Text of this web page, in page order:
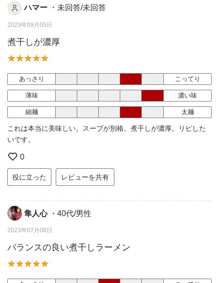
ハマー ・未回答/未回答
2023年09月05日
煮干しが濃厚
あっさり こってり
薄味 濃い味
細麺 太麺
これは本当に美味しい。スープが別格。煮干しが濃厚。リピした
いです。
0
役に立った レビューを共有
隼人心 ・40代/男性
2023年07月08日
バランスの良い煮干しラーメン